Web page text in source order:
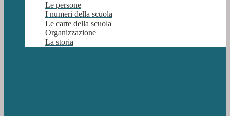
Le persone
I numeri della scuola
Le carte della scuola
Organizzazione
La storia